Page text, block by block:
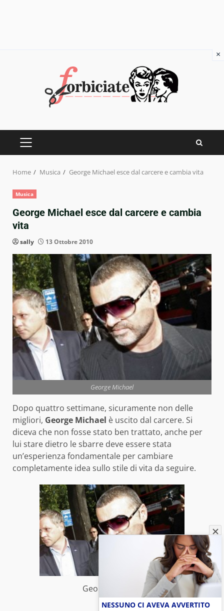
PRIMARY
Home Musica George Michael esce dal carcere e cambia vita
Musica
George Michael esce dal carcere e cambia
vita
sally 13 Ottobre 2010
George Michael
Dopo quattro settimane, sicuramente non delle
migliori, George Michael è uscito dal carcere. Si
diceva che non fosse stato ben trattato, anche per
lui stare dietro le sbarre deve essere stata
un’esperienza fondamentale per cambiare
completamente idea sullo stile di vita da seguire.
George Michael
×
NESSUNO CI AVEVA AVVERTITO